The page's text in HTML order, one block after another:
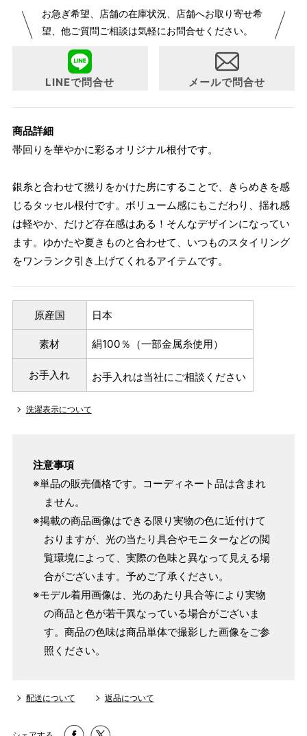
お急ぎ希望、店舗の在庫状況、店舗へお取り寄せ希
望、他ご質問ご相談は気軽にお問合せください。
LINEで問合せ メールで問合せ
商品詳細
帯回りを華やかに彩るオリジナル根付です。
銀糸と合わせて撚りをかけた房にすることで、きらめきを感
じるタッセル根付です。ボリューム感にもこだわり、揺れ感
は軽やか、だけど存在感はある！そんなデザインになってい
ます。ゆかたや夏きものと合わせて、いつものスタイリング
をワンランク引き上げてくれるアイテムです。
原産国 日本
素材 絹100％（一部金属糸使用）
お手入れ お手入れは当社にご相談ください
洗濯表示について
注意事項
※単品の販売価格です。コーディネート品は含まれ
ません。
※掲載の商品画像はできる限り実物の色に近付けて
おりますが、光の当たり具合やモニターなどの閲
覧環境によって、実際の色味と異なって見える場
合がございます。予めご了承ください。
※モデル着用画像は、光のあたり具合等により実物
の商品と色が若干異なっている場合がございま
す。商品の色味は商品単体で撮影した画像をご参
照ください。
配送について 返品について